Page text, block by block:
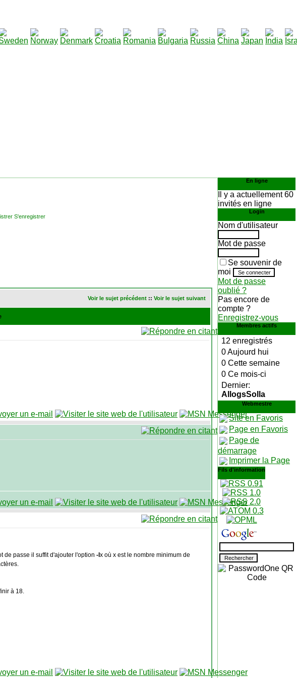
S'enregistrer
Voir le sujet précédent :: Voir le sujet suivant
de passe il suffit d'ajouter l'option -l x où x est le nombre minimum de
à 18.
En ligne
Il y a actuellement 60
invités en ligne
Login
Nom d'utilisateur
Mot de passe
Se souvenir de
moi
Mot de passe
oublié ?
Pas encore de
compte ?
Enregistrez-vous
Membres actifs
12 enregistrés
0 Aujourd hui
0 Cette semaine
0 Ce mois-ci
Dernier:
AllogsSolla
Webmestre
Site en Favoris
Page en Favoris
Page de
démarrage
Imprimer la Page
Fils d'information